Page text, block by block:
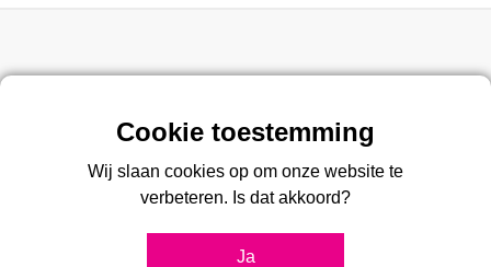
presentatiesystemen. Bij ons vindt u een groot assortiment kliklijsten,
postersystemen voor professionele toepassingen.
Wij slaan cookies op om onze website te
verbeteren. Is dat akkoord?
Ja